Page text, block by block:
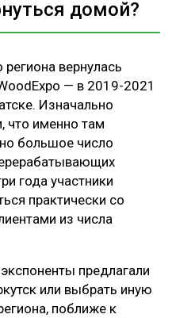
домой?
региона вернулась
— в 2019-2021
Изначально
что именно там
большое число
года участники
практически со
из числа
предлагали
или выбрать иную
поближе к